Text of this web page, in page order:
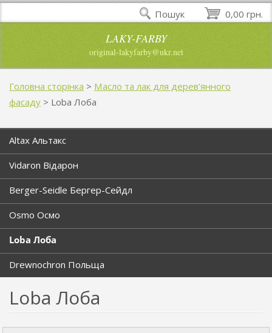
LAKY-FARBY
original-lakyfarby@ukr.net
Головна сторінка > Масло та лак для дерев’янного
фасаду > Loba Лоба
Altax Альтакс
Vidaron Відарон
Berger-Seidle Бергер-Сейдл
Osmo Осмо
Loba Лоба
Drewnochron Польща
Loba Лоба
0,00 грн.
Пошук